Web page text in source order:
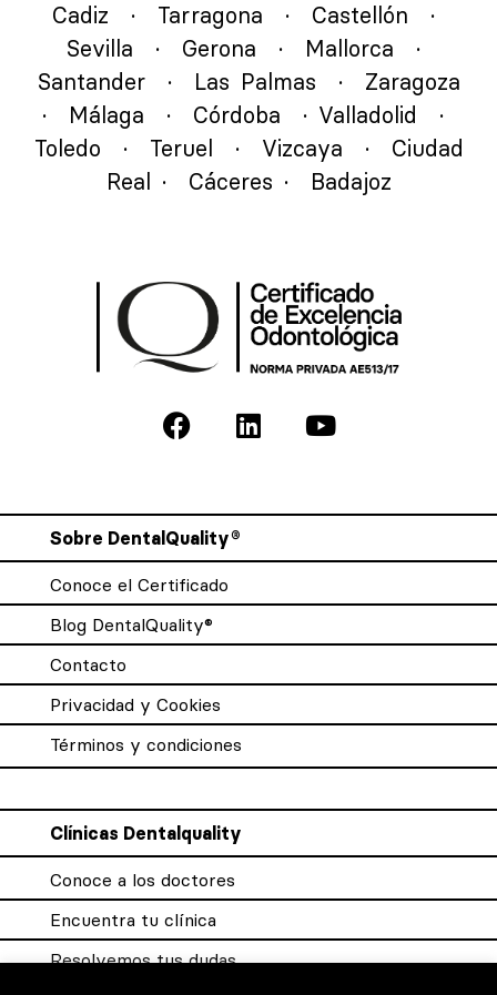
Cadiz · Tarragona · Castellón ·
Sevilla · Gerona · Mallorca ·
Santander· Las Palmas · Zaragoza
· Málaga · Córdoba · Valladolid ·
Toledo · Teruel · Vizcaya · Ciudad
Real · Cáceres · Badajoz
Sobre DentalQuality®
Conoce el Certificado
Blog DentalQuality®
Contacto
Privacidad y Cookies
Términos y condiciones
Clínicas Dentalquality
Conoce a los doctores
Encuentra tu clínica
Resolvemos tus dudas